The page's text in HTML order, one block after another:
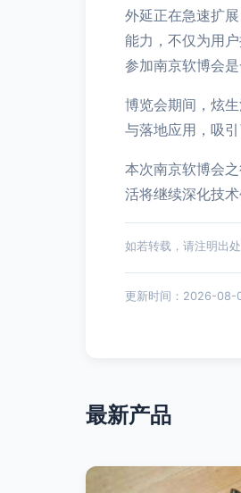
外延正在急速扩
能力，不仅为用
参加南京软博会
博览会期间，炫
与落地应用，吸引
本次南京软博会
活将继续深化技
如若转载，请注明出
更新时间：2026-08-
最新产品